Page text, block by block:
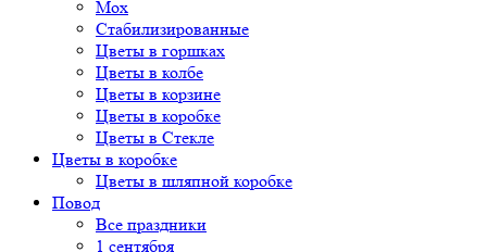
Мох
Стабилизированные
Цветы в горшках
Цветы в колбе
Цветы в корзине
Цветы в коробке
Цветы в Стекле
Цветы в коробке
Цветы в шляпной коробке
Повод
Все праздники
1 сентября